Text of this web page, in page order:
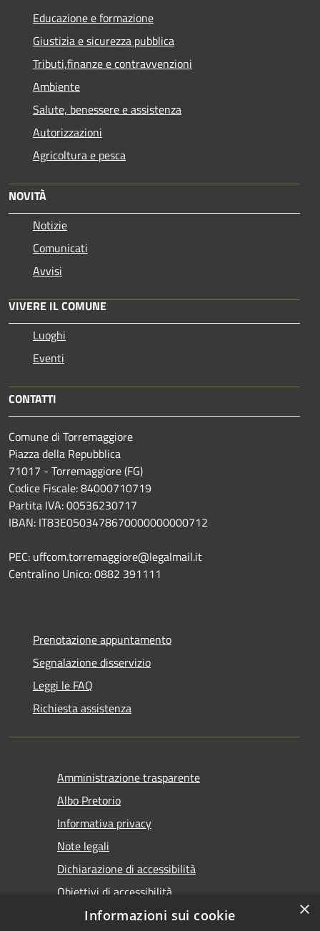
Educazione e formazione
Giustizia e sicurezza pubblica
Tributi,finanze e contravvenzioni
Ambiente
Salute, benessere e assistenza
Autorizzazioni
Agricoltura e pesca
NOVITÀ
Notizie
Comunicati
Avvisi
VIVERE IL COMUNE
Luoghi
Eventi
CONTATTI
Comune di Torremaggiore
Piazza della Repubblica
71017 - Torremaggiore (FG)
Codice Fiscale: 84000710719
Partita IVA: 00536230717
IBAN: IT83E0503478670000000000712
PEC: uffcom.torremaggiore@legalmail.it
Centralino Unico: 0882 391111
Prenotazione appuntamento
Segnalazione disservizio
Leggi le FAQ
Richiesta assistenza
Amministrazione trasparente
Albo Pretorio
Informativa privacy
Note legali
Dichiarazione di accessibilità
Obiettivi di accessibilità
×
Informazioni sui cookie